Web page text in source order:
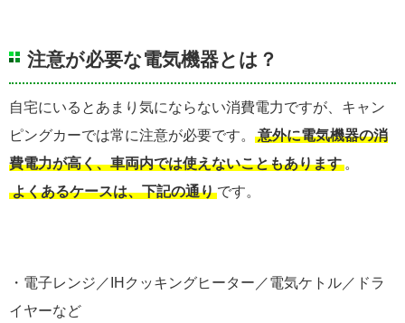
注意が必要な電気機器とは？
自宅にいるとあまり気にならない消費電力ですが、キャン
ピングカーでは常に注意が必要です。
意外に電気機器の消
費電力が高く、車両内では使えないこともあります 。
よくあるケースは、下記の通り です。
・電子レンジ／IHクッキングヒーター／電気ケトル／ドラ
イヤーなど